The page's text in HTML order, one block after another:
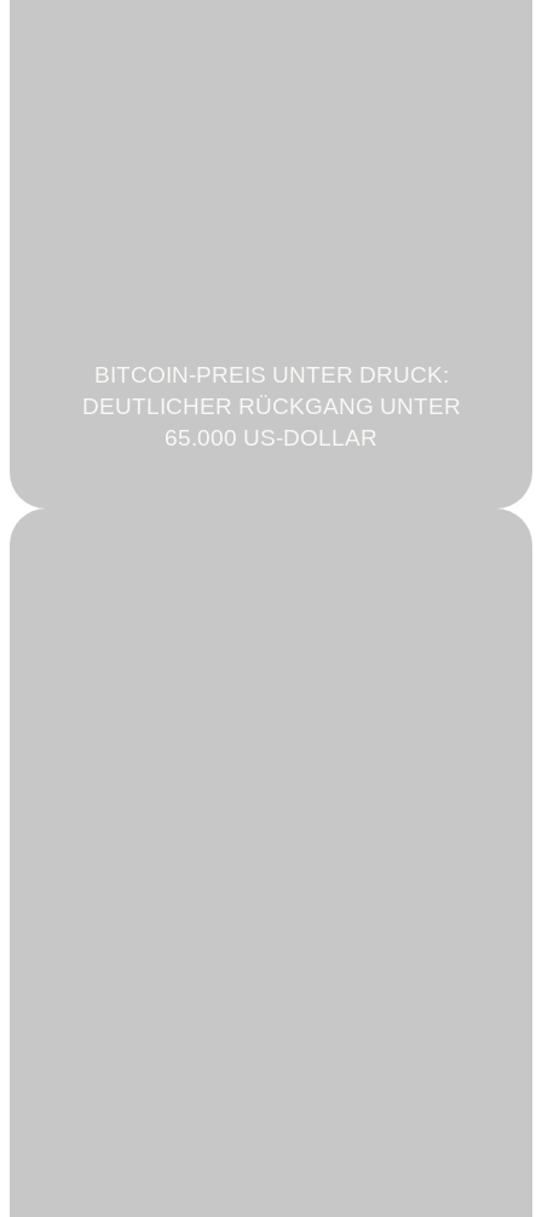
BITCOIN-PREIS UNTER DRUCK:
DEUTLICHER RÜCKGANG UNTER
65.000 US-DOLLAR